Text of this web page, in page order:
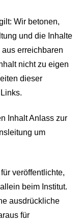
Wir betonen,
und die Inhalte
erreichbaren
nicht zu eigen
dieser
Inhalt Anlass zur
um
veröffentlichte,
beim Institut.
ausdrückliche
für